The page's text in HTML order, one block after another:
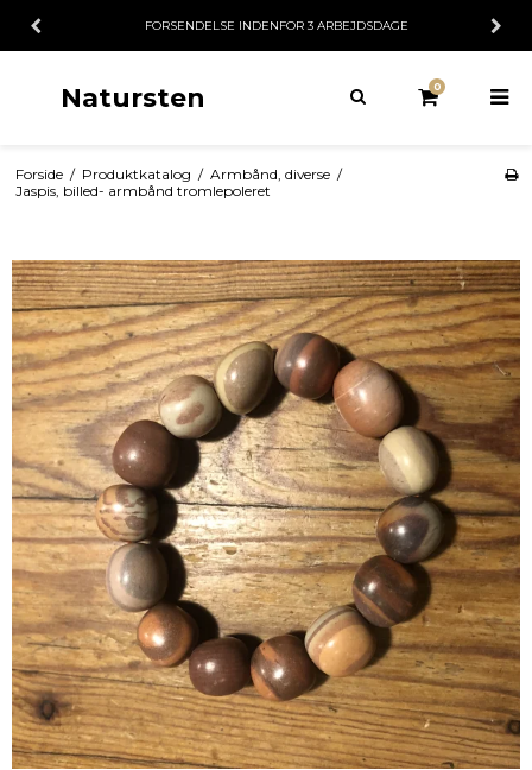
FORSENDELSE INDENFOR 3 ARBEJDSDAGE
Natursten 0
Forside / Produktkatalog / Armbånd, diverse /
Jaspis, billed- armbånd tromlepoleret